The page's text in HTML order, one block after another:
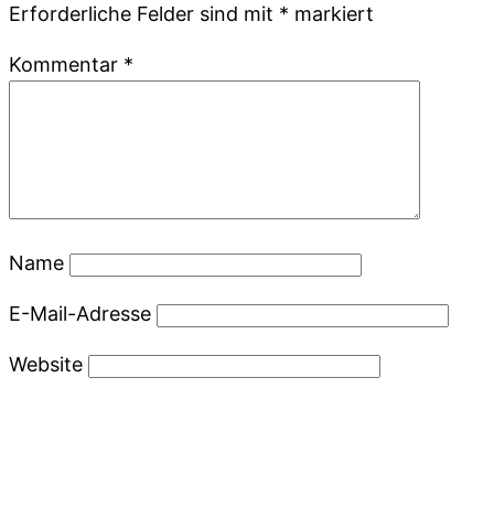
Erforderliche Felder sind mit * markiert
Kommentar *
Name
E-Mail-Adresse
Website